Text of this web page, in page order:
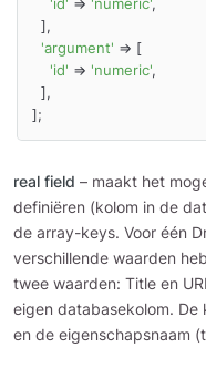
'id' => 'numeric',
'argument' => [
'id' => 'numeric',
];
real field – maakt het
definiëren (kolom in de
de array-keys. Voor één
verschillende waarden
twee waarden: Title en
eigen databasekolom. De
en de eigenschapsnaam